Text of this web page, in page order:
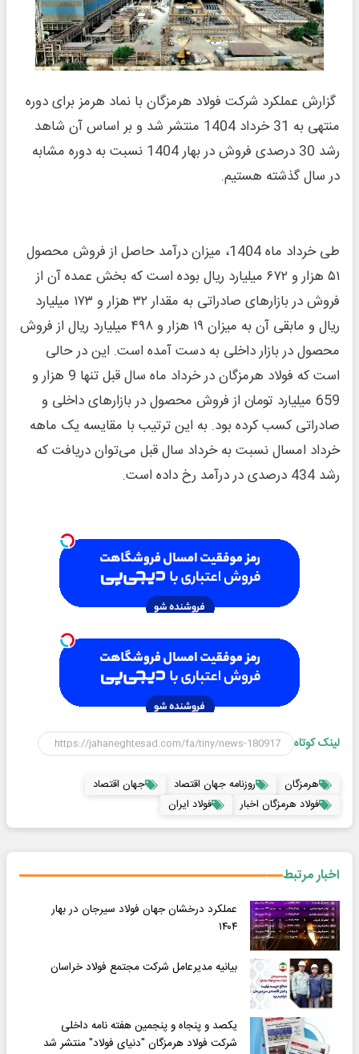
گزارش عملکرد شرکت فولاد هرمزگان با نماد هرمز برای دوره
منتهی به 31 خرداد 1404 منتشر شد و بر اساس آن شاهد
رشد 30 درصدی فروش در بهار 1404 نسبت به دوره مشابه
در سال گذشته هستیم.
طی خرداد ماه 1404، میزان درآمد حاصل از فروش محصول
۵۱ هزار و ۶۷۲ میلیارد ریال بوده است که بخش عمده آن از
فروش در بازارهای صادراتی به مقدار ۳۲ هزار و ۱۷۳ میلیارد
ریال و مابقی آن به میزان ۱۹ هزار و ۴۹۸ میلیارد ریال از فروش
محصول در بازار داخلی به دست آمده است. این در حالی
است که فولاد هرمزگان در خرداد ماه سال قبل تنها 9 هزار و
659 میلیارد تومان از فروش محصول در بازارهای داخلی و
صادراتی کسب کرده بود. به این ترتیب با مقایسه یک ماهه
خرداد امسال نسبت به خرداد سال قبل می‌توان دریافت که
رشد 434 درصدی در درآمد رخ داده است.
لینک کوتاه
هرمزگان روزنامه جهان اقتصاد
جهان اقتصاد
فولاد هرمزگان اخبار
فولاد ایران
اخبار مرتبط
عملکرد درخشان جهان فولاد سیرجان در بهار
۱۴۰۴
بیانیه مدیرعامل شرکت مجتمع فولاد خراسان
یکصد و پنجاه و پنجمین هفته نامه داخلی
شرکت فولاد هرمزگان "دنیای فولاد" منتشر شد